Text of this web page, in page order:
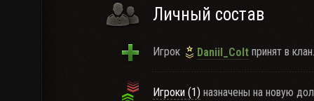
Личный состав
Игрок Daniil_Colt принят в клан.
Игроки (1) назначены на новую